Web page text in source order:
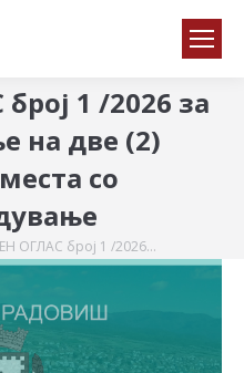
1 /2026 за
на две (2)
со
ОГЛАС број 1 /2026…